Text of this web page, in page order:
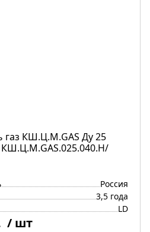
газ КШ.Ц.М.GAS Ду 25
КШ.Ц.М.GAS.025.040.Н/
Россия
3,5 года
LD
/ шт